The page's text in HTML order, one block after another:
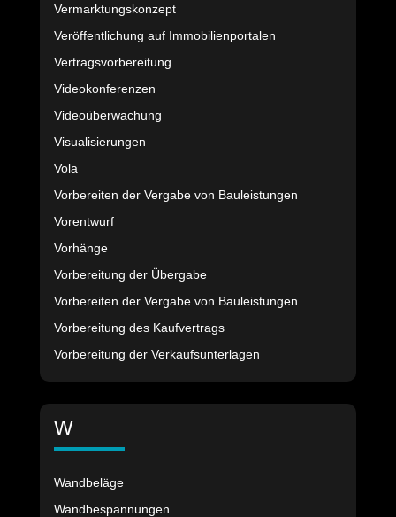
Vermarktungskonzept
Veröffentlichung auf Immobilienportalen
Vertragsvorbereitung
Videokonferenzen
Videoüberwachung
Visualisierungen
Vola
Vorbereiten der Vergabe von Bauleistungen
Vorentwurf
Vorhänge
Vorbereitung der Übergabe
Vorbereiten der Vergabe von Bauleistungen
Vorbereitung des Kaufvertrags
Vorbereitung der Verkaufsunterlagen
W
Wandbeläge
Wandbespannungen